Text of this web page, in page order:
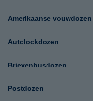
Amerikaanse vouwdozen
Autolockdozen
Brievenbusdozen
Postdozen